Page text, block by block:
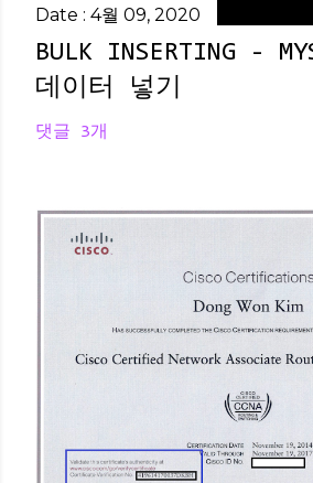
Date : 4월 09, 2020
BULK INSERTING -
데이터 넣기
댓글 3개